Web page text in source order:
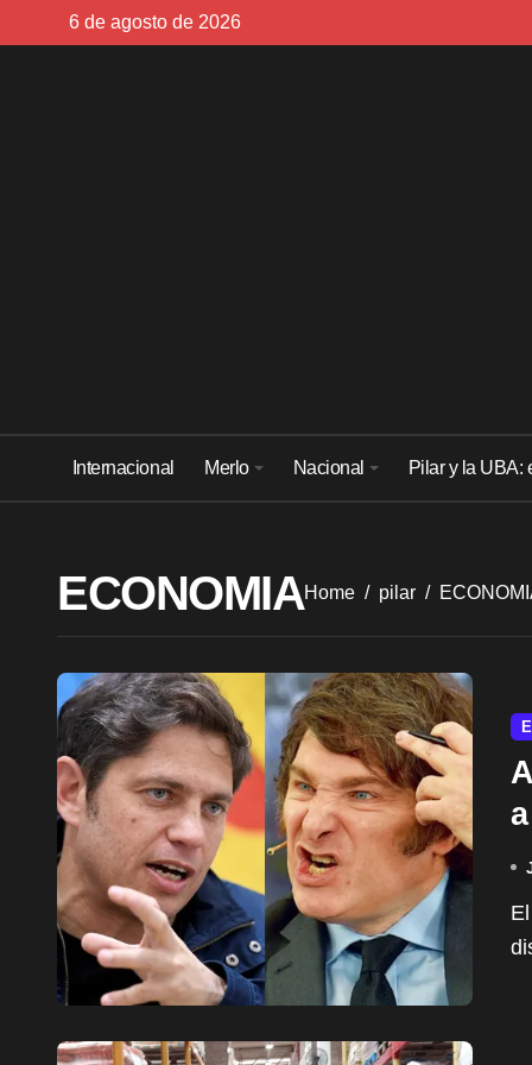
6 de agosto de 2026
Internacional Merlo Nacional Pilar y la UBA:
ECONOMIAHome pilar
El intendente de Pilar, Federico Achával, se refirió al